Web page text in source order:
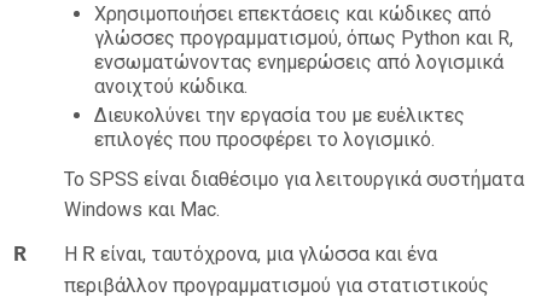
Χρησιμοποιήσει επεκτάσεις και κώδικες από
γλώσσες προγραμματισμού, όπως Python και R,
ενσωματώνοντας ενημερώσεις από λογισμικά
ανοιχτού κώδικα.
Διευκολύνει την εργασία του με ευέλικτες
επιλογές που προσφέρει το λογισμικό.
Το SPSS είναι διαθέσιμο για λειτουργικά συστήματα
Windows και Mac.
R Η R είναι, ταυτόχρονα, μια γλώσσα και ένα
περιβάλλον προγραμματισμού για στατιστικούς